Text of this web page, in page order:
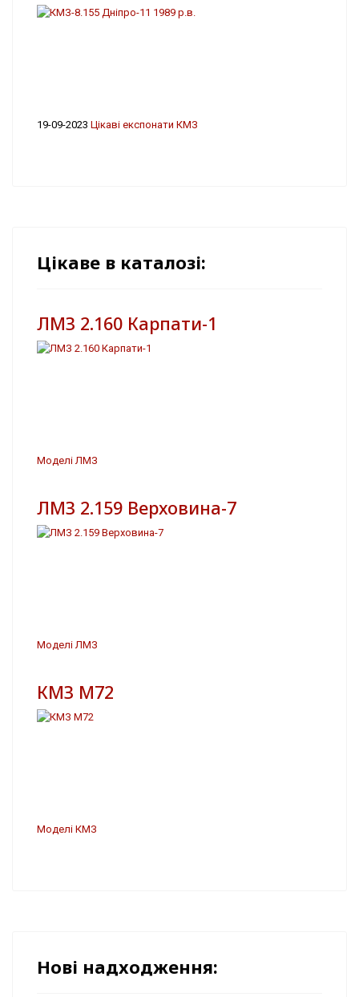
19-09-2023 Цікаві експонати КМЗ
Цікаве в каталозі:
ЛМЗ 2.160 Карпати-1
Моделі ЛМЗ
ЛМЗ 2.159 Верховина-7
Моделі ЛМЗ
КМЗ М72
Моделі КМЗ
Нові надходження: